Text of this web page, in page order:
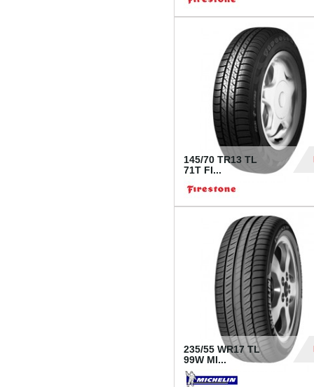
145/70 TR13 TL
71T FI...
235/55 WR17 TL
99W MI...